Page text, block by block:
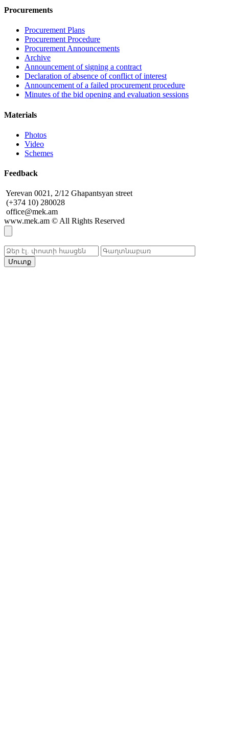
Procurements
Procurement Plans
Procurement Procedure
Procurement Announcements
Archive
Announcement of signing a contract
Declaration of absence of conflict of interest
Announcement of a failed procurement procedure
Minutes of the bid opening and evaluation sessions
Materials
Photos
Video
Schemes
Feedback
Yerevan 0021, 2/12 Ghapantsyan street
(+374 10) 280028
office@mek.am
www.mek.am ©All Rights Reserved
Մուտք